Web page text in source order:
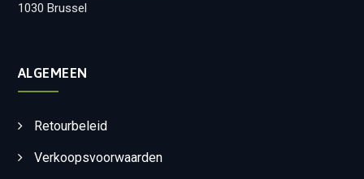
1030 Brussel
ALGEMEEN
Retourbeleid
Verkoopsvoorwaarden